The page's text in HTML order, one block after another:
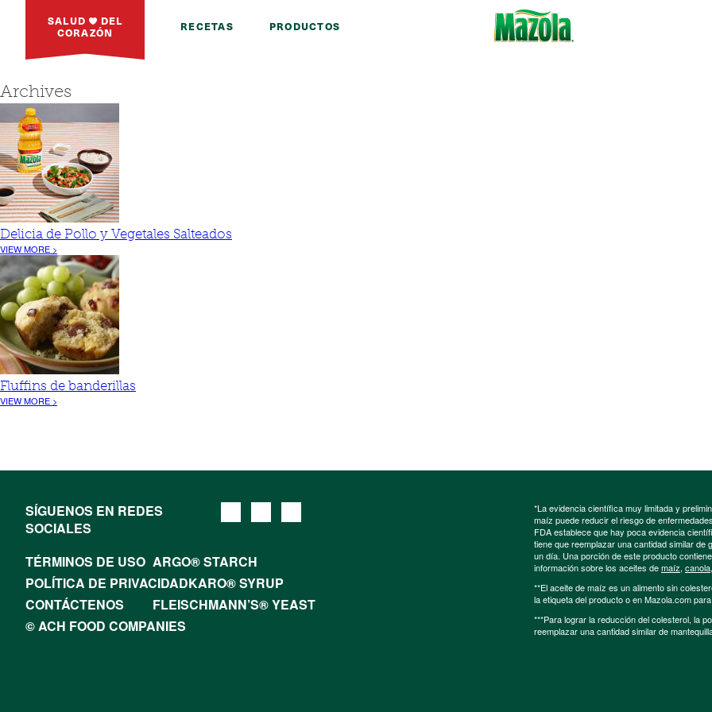
SALUD DEL
CORAZÓN RECETAS PRODUCTOS
Archives
Delicia de Pollo y Vegetales Salteados
VIEW MORE >
Fluffins de banderillas
VIEW MORE >
SÍGUENOS EN REDES
SOCIALES
TÉRMINOS DE USO ARGO® STARCH
POLÍTICA DE PRIVACIDADKARO® SYRUP
CONTÁCTENOS
FLEISCHMANN’S® YEAST
© ACH FOOD COMPANIES
*La evidencia científica muy limitada y
maíz puede reducir el riesgo de
FDA establece que hay poca evidencia
tiene que reemplazar una cantidad similar
un día. Una porción de este producto
información sobre los aceites demaíz, canola,
**El aceite de maíz es un alimento sin
la etiqueta del producto o en Mazola.com
***Para lograr la reducción del colesterol, la
reemplazar una cantidad similar de